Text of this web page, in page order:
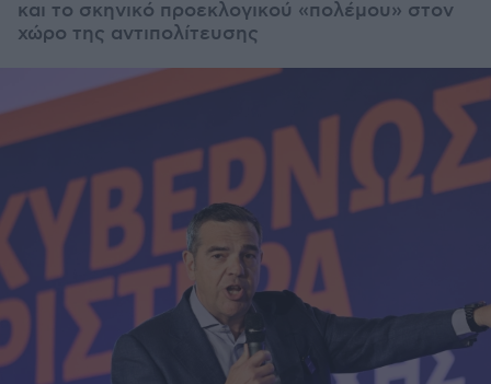
και το σκηνικό προεκλογικού «πολέμου» στον
χώρο της αντιπολίτευσης